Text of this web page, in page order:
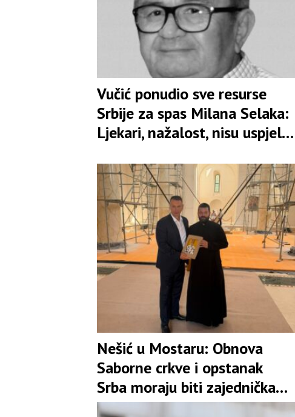
Vučić ponudio sve resurse
Srbije za spas Milana Selaka:
Ljekari, nažalost, nisu uspjeli(
Nešić u Mostaru: Obnova
Saborne crkve i opstanak
Srba moraju biti zajednička
obaveza